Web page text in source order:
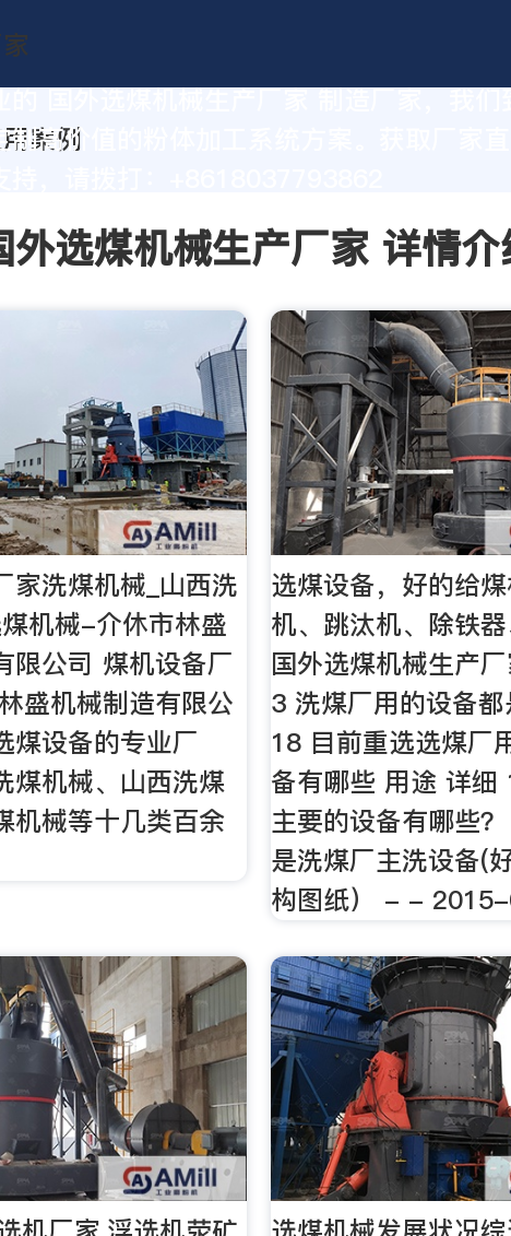
制高价值的粉体加工系统方案。获取厂家直
外选煤机械生产厂家 详情介
家洗煤机械_山西洗
机械-介休市林盛
限公司 煤机设备厂
盛机械制造有限公
煤设备的专业厂
煤机械、山西洗煤
机械等十几类百余
选煤设备，好的给
机、跳汰机、除铁
国外选煤机械生产
3 洗煤厂用的设备都
18 目前重选选煤厂
备有哪些 用途 详细
主要的设备有哪些
是洗煤厂主洗设备(
构图纸） - - 2015-